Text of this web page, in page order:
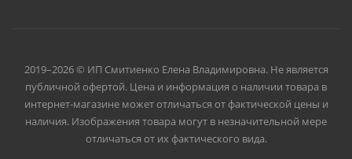
2019–2026 © ИП Смитиенко Елена Владимировна. Не является
публичной офертой. Цена и информация о наличии товара в
интернет-магазине может отличаться от фактической цены и
наличия. Изображения товара могут в незначительной мере
отличаться от их фактического вида.